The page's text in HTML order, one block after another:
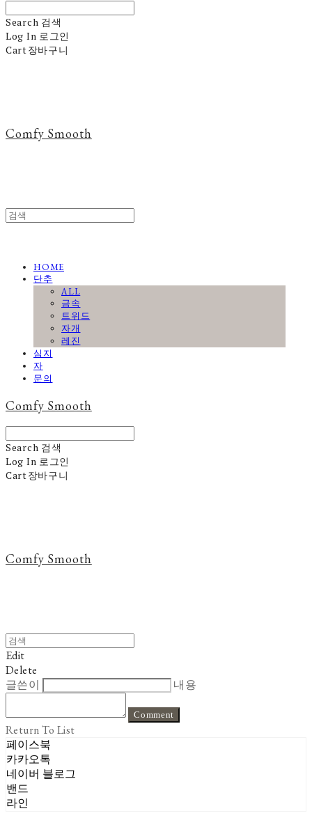
Search 검색
Log In 로그인
Cart장바구니
Comfy Smooth
HOME
단추
ALL
금속
트위드
자개
레진
심지
자
문의
Comfy Smooth
Search 검색
Log In 로그인
Cart장바구니
Comfy Smooth
Edit
Delete
글쓴이
내용
Comment
Return To List
페이스북
카카오톡
네이버 블로그
밴드
라인